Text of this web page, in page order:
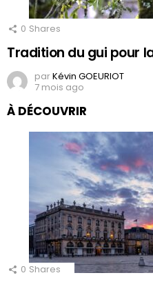
0 Shares
Tradition du gui pour
parKévin GOEURIOT
7 mois ago
À DÉCOUVRIR
0 Shares